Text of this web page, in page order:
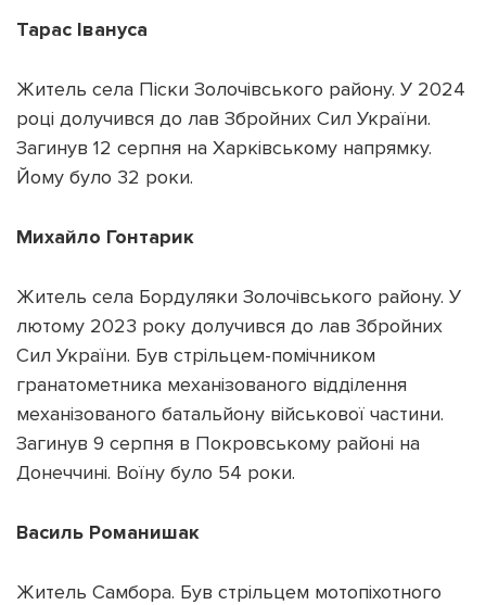
Тарас Івануса
Житель села Піски Золочівського району. У 2024
році долучився до лав Збройних Сил України.
Загинув 12 серпня на Харківському напрямку.
Йому було 32 роки.
Михайло Гонтарик
Житель села Бордуляки Золочівського району. У
лютому 2023 року долучився до лав Збройних
Сил України. Був стрільцем-помічником
гранатометника механізованого відділення
механізованого батальйону військової частини.
Загинув 9 серпня в Покровському районі на
Донеччині. Воїну було 54 роки.
Василь Романишак
Житель Самбора. Був стрільцем мотопіхотного